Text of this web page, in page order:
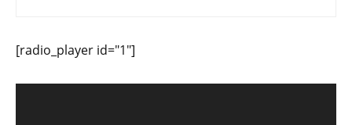
[radio_player id="1"]